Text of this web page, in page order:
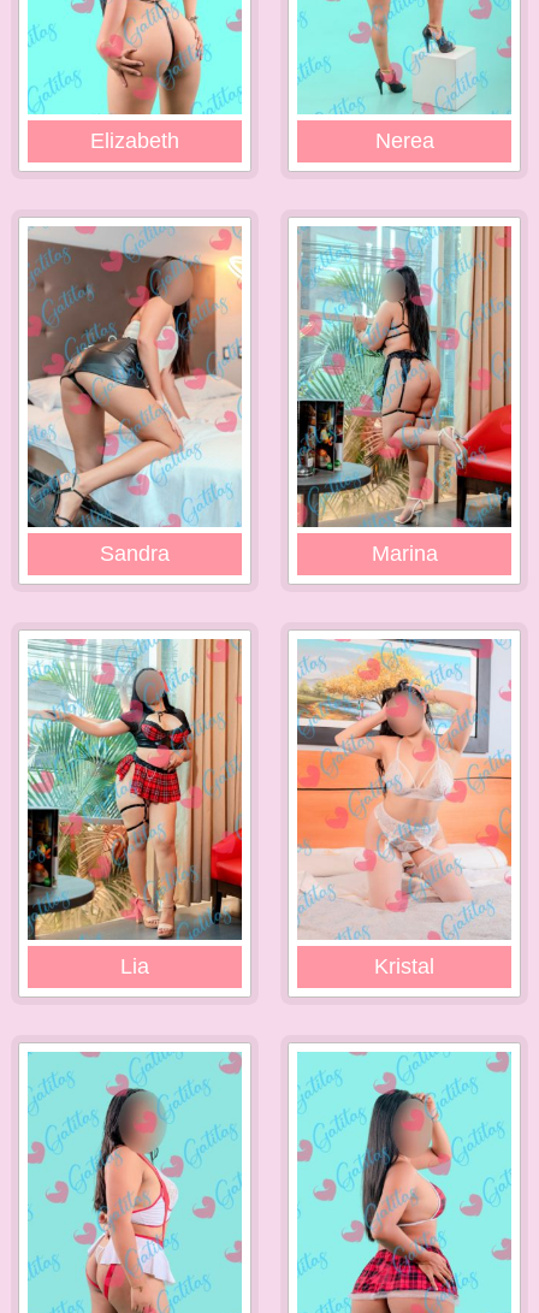
Elizabeth Nerea
Sandra Marina
Lia Kristal